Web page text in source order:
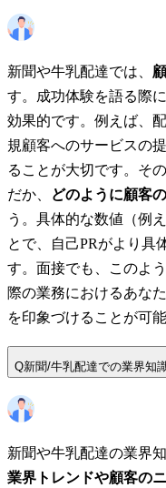
新聞や牛乳配達では、
す。成功体験を語る際
効果的です。例えば、
規顧客へのサービスの
ることが大切です。そ
だか、
どのように顧客
う。具体的な数値（例
とで、自己PRがより具
す。面接でも、このよ
際の業務におけるあな
を印象づけることが可能
Q新聞/牛乳配達での業界知
新聞や牛乳配達の業界
業界トレンドや顧客の